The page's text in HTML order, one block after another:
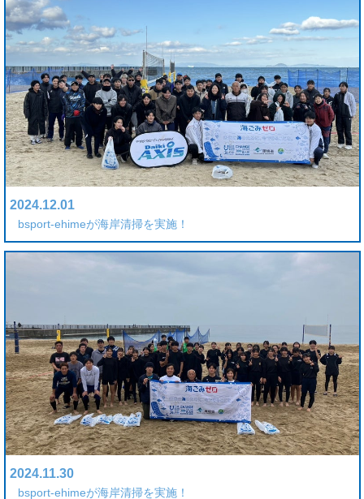
2024.12.01
bsport-ehimeが海岸清掃を実施！
2024.11.30
bsport-ehimeが海岸清掃を実施！